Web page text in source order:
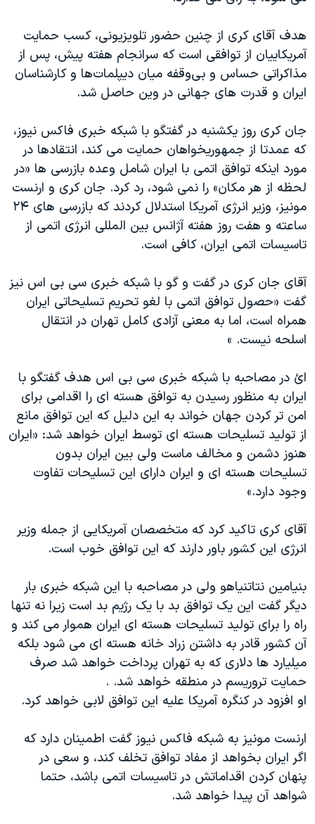
هدف آقای کری از چنین حضور تلویزیونی، کسب حمایت
آمریکاییان از توافقی است که سرانجام هفته پیش، پس از
مذاکراتی حساس و بی‌وقفه میان دیپلمات‌ها و کارشناسان
ایران و قدرت های جهانی در وین حاصل شد.
جان کری روز یکشنبه در گفتگو با شبکه خبری فاکس نیوز،
که عمدتا از جمهوریخواهان حمایت می کند، انتقادها در
مورد اینکه توافق اتمی با ایران شامل وعده بازرسی ها «در
لحظه از هر مکان» را نمی شود، رد کرد. جان کری و ارنست
مونیز، وزیر انرژی آمریکا استدلال کردند که بازرسی های ۲۴
ساعته و هفت روز هفته آژانس بین المللی انرژی اتمی از
تاسیسات اتمی ایران، کافی است.
آقای جان کری در گفت و گو با شبکه خبری سی بی اس نیز
گفت «حصول توافق اتمی با لغو تحریم تسلیحاتی ایران
همراه است، اما به معنی آزادی کامل تهران در انتقال
اسلحه نیست. »
ائ در مصاحبه با شبکه خبری سی بی اس هدف گفتگو با
ایران به منظور رسیدن به توافق هسته ای را اقدامی برای
امن تر کردن جهان خواند به این دلیل که این توافق مانع
از تولید تسلیحات هسته ای توسط ایران خواهد شد: «ایران
هنوز دشمن و مخالف ماست ولی بین ایران بدون
تسلیحات هسته ای و ایران دارای این تسلیحات تفاوت
وجود دارد.»
آقای کری تاکید کرد که متخصصان آمریکایی از جمله وزیر
انرژی این کشور باور دارند که این توافق خوب است.
بنیامین نتاتنیاهو ولی در مصاحبه با این شبکه خبری بار
دیگر گفت این یک توافق بد با یک رژیم بد است زیرا نه تنها
راه را برای تولید تسلیحات هسته ای ایران هموار می کند و
آن کشور قادر به داشتن زراد خانه هسته ای می شود بلکه
میلیارد ها دلاری که به تهران پرداخت خواهد شد صرف
حمایت تروریسم در منطقه خواهد شد. .
او افزود در کنگره آمریکا علیه این توافق لابی خواهد کرد.
ارنست مونیز به شبکه فاکس نیوز گفت اطمینان دارد که
اگر ایران بخواهد از مفاد توافق تخلف کند، و سعی در
پنهان کردن اقداماتش در تاسیسات اتمی باشد، حتما
شواهد آن پیدا خواهد شد.